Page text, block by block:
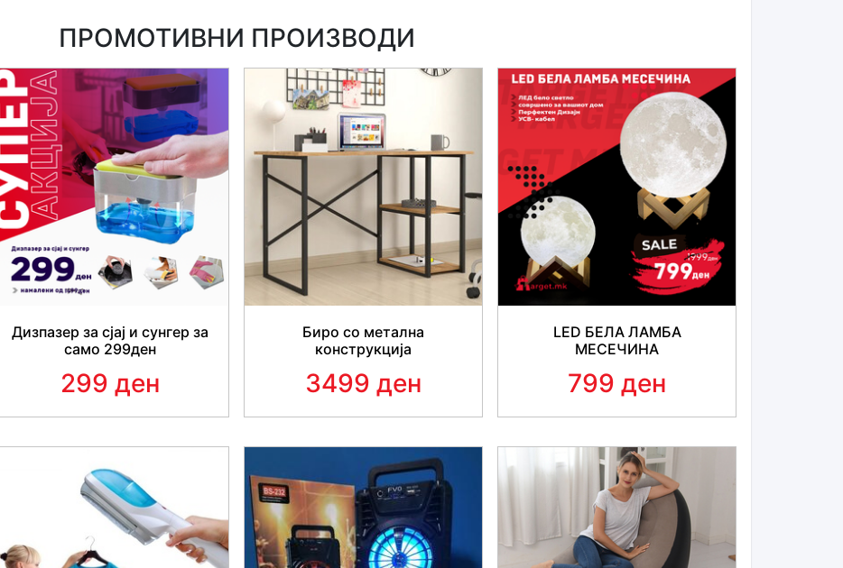
ПРОМОТИВНИ ПРОИЗВОДИ
Дизпазер за сјај и сунгер за
само 299ден
299 ден
Биро со метална
конструкција
3499 ден
LED БЕЛА ЛАМБА
МЕСЕЧИНА
799 ден